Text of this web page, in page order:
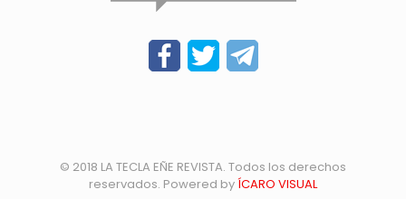
© 2018 LA TECLA EÑE REVISTA. Todos los derechos
reservados. Powered by ÍCARO VISUAL